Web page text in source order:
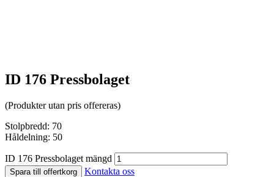
ID 176 Pressbolaget
(Produkter utan pris offereras)
Stolpbredd: 70
Håldelning: 50
ID 176 Pressbolaget mängd
Spara till offertkorg
Kontakta oss